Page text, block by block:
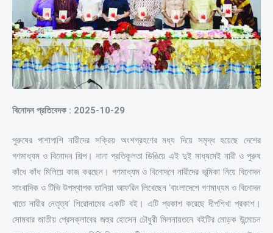
বিনোদন প্রতিবেদক : 2025-10-29
পুরুষের পাশাপাশি নারীদের সক্রিয় অংশগ্রহণের মধ্য দিয়ে সমৃদ্ধ হয়েছে দেশের
গণমাধ্যম ও বিনোদন শিল্প। নানা প্রতিকূলতা ডিঙিয়ে এই দুই মাধ্যমেই নারী ও পুরুষ
কাঁধে কাঁধ মিলিয়ে কাজ করছেন। গণমাধ্যম ও বিনোদনে নারীদের ভূমিকা নিয়ে বিনোদন
সাংবাদিক ও টিভি উপস্থাপক তানিয়া আফরিন লিখেছেন ‘বাংলাদেশে গণমাধ্যম ও বিনোদন
খাতে নারীর নেতৃত্ব’ শিরোনামের একটি বই। এটি প্রকাশ করেছে দীপশিখা প্রকাশ।
সোমবার জাতীয় প্রেসক্লাবের জহুর হোসেন চৌধুরী মিলনায়তনে বইটির মোড়ক উন্মোচন